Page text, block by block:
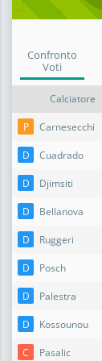
Confronto
Voti
Calciatore
P
Carnesecchi
D Cuadrado
D Djimsiti
D Bellanova
D Ruggeri
D Posch
D Palestra
D Kossounou
C Pasalic